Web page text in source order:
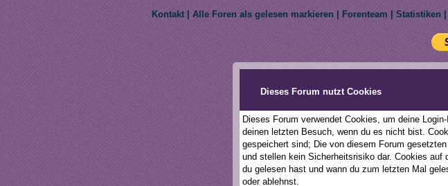
Dieses Forum nutzt Cookies
Dieses Forum verwendet Cookies, um deine
deinen letzten Besuch, wenn du es nicht bist.
gespeichert sind; Die von diesem Forum
und stellen kein Sicherheitsrisiko dar. Cookies
du gelesen hast und wann du zum letzten Mal
oder ablehnst.
Kontakt Alle Foren als gelesen markieren Forenteam Statistiken
We do not own My Little Pony: Friendship Is Magic. We are
This forum uses